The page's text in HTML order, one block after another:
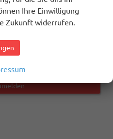
anzeigen
Ihre Einwilligung
Zukunft widerrufen.